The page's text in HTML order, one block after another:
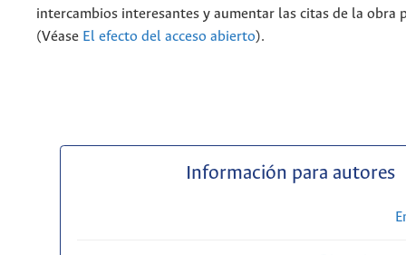
intercambios interesantes y aumentar las citas de la obra
(Véase El efecto del acceso abierto).
Información para autores